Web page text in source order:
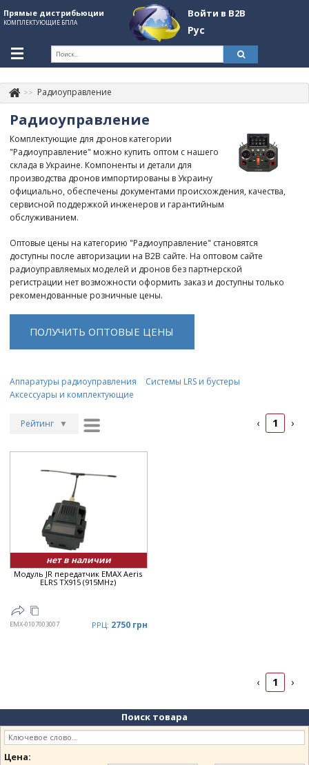
Прямые дистрибьюции
КОМПЛЕКТУЮЩИЕ БПЛА
Войти в B2B
Рус
+380507774092 Контакты
About Company
Обзоры
Категории
Бренды
Войти в B2B
Стать партнером
Радиоуправление
Радиоуправление
Комплектующие для дронов категории
"Радиоуправление" можно купить оптом с нашего
склада в Украине. Компоненты и детали для
производства дронов импортированы в Украину
официально, обеспечены документами происхождения, качества,
сервисной поддержкой инженеров и гарантийным
обслуживанием.
Оптовые цены на категорию "Радиоуправление" становятся
доступны после авторизации на B2B сайте. На оптовом сайте
радиоуправляемых моделей и дронов без партнерской
регистрации нет возможности оформить заказ и доступны только
рекомендованные розничные цены.
ПОЛУЧИТЬ ОПТОВЫЕ ЦЕНЫ
Аппаратуры радиоуправления
Системы LRS и бустеры
Аксессуары и комплектующие
Рейтинг ▼
▲
Цена ▼
‹ 1 ›
нет в наличии
Модуль JR передатчик EMAX Aeris
ELRS TX915 (915MHz)
EMX-0107003007 РРЦ: 2750 грн
‹ 1 ›
Поиск товара
Цена: